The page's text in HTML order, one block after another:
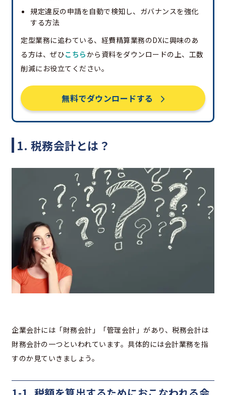
規定違反の申請を自動で検知し、ガバナンスを強化
する方法
定型業務に追わている、経費精算業務のDXに興味のあ
る方は、ぜひこちらから資料をダウンロードの上、工数
削減にお役立てください。
無料でダウンロードする
1. 税務会計とは？
企業会計には「財務会計」「管理会計」があり、税務会計は
財務会計の一つといわれています。具体的には会計業務を指
すのか見ていきましょう。